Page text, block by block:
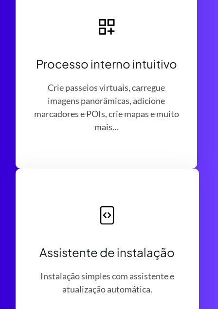
Processo interno intuitivo
Crie passeios virtuais, carregue
imagens panorâmicas, adicione
marcadores e POIs, crie mapas e muito
mais…
Assistente de instalação
Instalação simples com assistente e
atualização automática.